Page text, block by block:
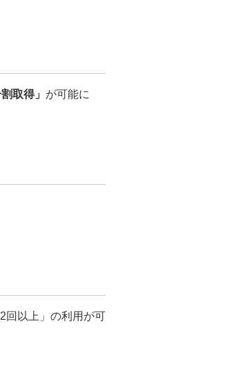
取得」 が可能に
回以上」の利用が可